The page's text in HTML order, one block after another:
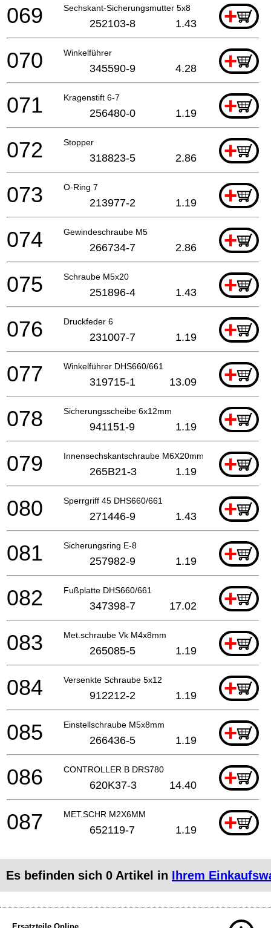
Sechskant-Sicherungsmutter 5x8 +
069 252103-8 1.43
Winkelführer +
070 345590-9 4.28
Kragenstift 6-7 +
071 256480-0 1.19
Stopper +
072 318823-5 2.86
O-Ring 7 +
073 213977-2 1.19
Gewindeschraube M5 +
074 266734-7 2.86
Schraube M5x20 +
075 251896-4 1.43
Druckfeder 6 +
076 231007-7 1.19
Winkelführer DHS660/661 +
077 319715-1 13.09
Sicherungsscheibe 6x12mm +
078 941151-9 1.19
Innensechskantschraube M6X20mm DHS660 A
+
079 265B21-3 1.19
Sperrgriff 45 DHS660/661 +
080 271446-9 1.43
Sicherungsring E-8 +
081 257982-9 1.19
Fußplatte DHS660/661 +
082 347398-7 17.02
Met.schraube Vk M4x8mm +
083 265085-5 1.19
Versenkte Schraube 5x12 +
084 912212-2 1.19
Einstellschraube M5x8mm +
085 266436-5 1.19
CONTROLLER B DRS780 +
086 620K37-3 14.40
MET.SCHR M2X6MM +
087 652119-7 1.19
Es befinden sich 0 Artikel in Ihrem